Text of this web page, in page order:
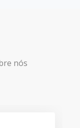
nós